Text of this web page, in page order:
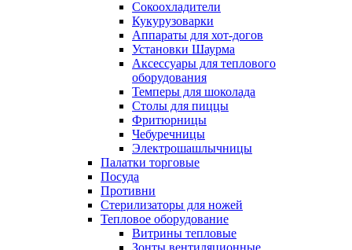
Сокоохладители
Кукурузоварки
Аппараты для хот-догов
Установки Шаурма
Аксессуары для теплового
оборудования
Темперы для шоколада
Столы для пиццы
Фритюрницы
Чебуречницы
Электрошашлычницы
Палатки торговые
Посуда
Противни
Стерилизаторы для ножей
Тепловое оборудование
Витрины тепловые
Зонты вентиляционные